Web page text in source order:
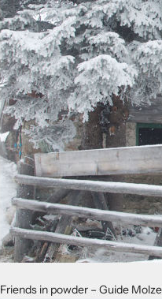
Friends in powder – Guide